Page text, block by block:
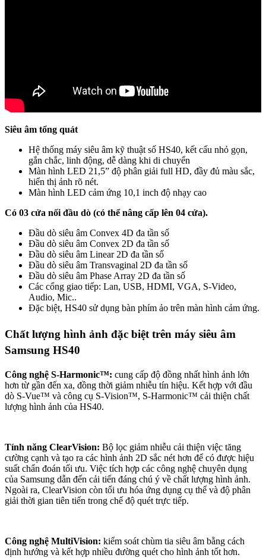
Siêu âm tổng quát
Hệ thống máy siêu âm kỹ thuật số HS40, kết cấu nhỏ gọn,
gắn chắc, linh động, dễ dàng khi di chuyển
Màn hình LED 21,5” độ phân giải full HD, đầy đủ màu sắc,
hiển thị ảnh rõ nét.
Màn hình LED cảm ứng 10,1 inch độ nhạy cao
Có 03 cửa nối đầu dò (có thể nâng cấp lên 04 cửa).
Đầu dò siêu âm Convex 4D đa tần số
Đầu dò siêu âm Convex 2D đa tần số
Đầu dò siêu âm Linear 2D đa tần số
Đầu dò siêu âm Transvaginal 2D đa tần số
Đầu dò siêu âm Phase Array 2D đa tần số
Các cổng giao tiếp: Lan, USB, HDMI, VGA, S-Video,
Audio, Mic..
Đặc biệt, HS40 sử dụng bàn phím ảo trên màn hình cảm ứng.
Chất lượng hình ảnh đặc biệt trên máy siêu âm
Samsung HS40
Công nghệ S-Harmonic™: cung cấp độ đồng nhất hình ảnh lớn
hơn từ gần đến xa, đồng thời giảm nhiễu tín hiệu. Kết hợp với đầu
dò S-Vue™ và công cụ S-Vision™, S-Harmonic™ cải thiện chất
lượng hình ảnh của HS40.
Tính năng ClearVision: Bộ lọc giảm nhiễu cải thiện việc tăng
cường cạnh và tạo ra các hình ảnh 2D sắc nét hơn để có được hiệu
suất chẩn đoán tối ưu. Việc tích hợp các công nghệ chuyên dụng
của Samsung dẫn đến cải tiến đáng chú ý về chất lượng hình ảnh.
Ngoài ra, ClearVision còn tối ưu hóa ứng dụng cụ thể và độ phân
giải thời gian tiên tiến trong chế độ quét trực tiếp.
Công nghệ MultiVision: kiểm soát chùm tia siêu âm bằng cách
định hướng và kết hợp nhiều đường quét cho hình ảnh tốt hơn.